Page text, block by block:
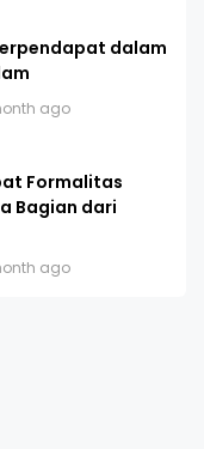
dalam
ago
Formalitas
Bagian dari
ago